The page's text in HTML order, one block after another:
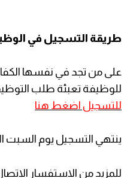
طريقة التسجيل في
على من تجد في نفسها
للوظيفة تعبئة طلب
للتسجيل اضغط هنا
ينتهي التسجيل يوم السبت الموافق
للمزيد من الاستفسار